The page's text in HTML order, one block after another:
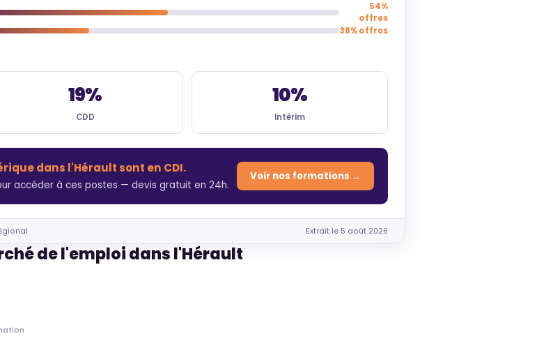
54%
offres
38% offres
19%
CDD
10%
Intérim
dans l'Hérault sont en CDI.
accéder à ces postes — devis gratuit en 24h.
Voir nos formations →
Extrait le 5 août 2026
de l'emploi dans l'Hérault